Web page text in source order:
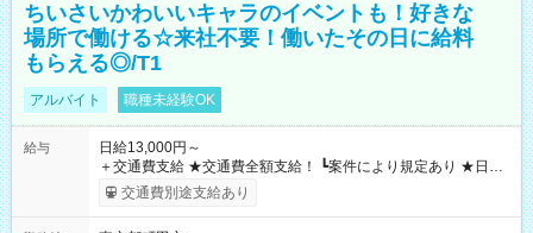
ちいさいかわいいキャラのイベントも！好きな
場所で働ける☆来社不要！働いたその日に給料
もらえる◎/T1
アルバイト 職種未経験OK
給与
日給13,000円～
＋交通費支給 ★交通費全額支給！ ┗案件により規定あり ★日払
いOK！（規定あり） ┗働いたその日に現金GET♪ お仕事後はコ
ンビニATMから 日払い分を引き落とせます！ 【試用期間】試
交通費別途支給あり